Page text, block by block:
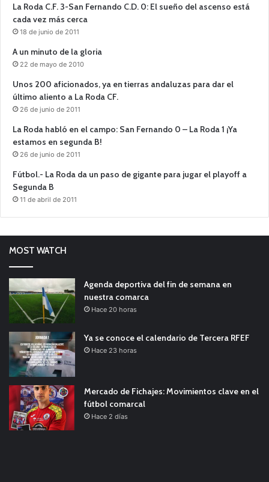
La Roda C.F. 3-San Fernando C.D. 0: El sueño del ascenso está
cada vez más cerca
18 de junio de 2011
A un minuto de la gloria
22 de mayo de 2010
Unos 200 aficionados, ya en tierras andaluzas para dar el
último aliento a La Roda CF.
26 de junio de 2011
La Roda habló en el campo: San Fernando 0 – La Roda 1 ¡Ya
estamos en segunda B!
26 de junio de 2011
Fútbol.- La Roda da un paso de gigante para jugar el playoff a
Segunda B
11 de abril de 2011
MOST WATCH
Agenda deportiva del fin de semana en
nuestra comarca
Hace 20 horas
Ya se conoce el calendario de Tercera RFEF
Hace 23 horas
Mercado de Fichajes: Movimientos clave en el
fútbol comarcal
Hace 2 días